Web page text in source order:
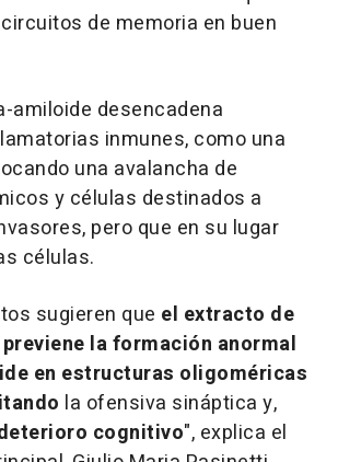
de memoria en buen
amiloide desencadena
inmunes, como una
una avalancha de
y células destinados a
pero que en su lugar
células.
sugieren que el extracto de
la formación anormal
en estructuras oligoméricas
la ofensiva sináptica y,
cognitivo", explica el